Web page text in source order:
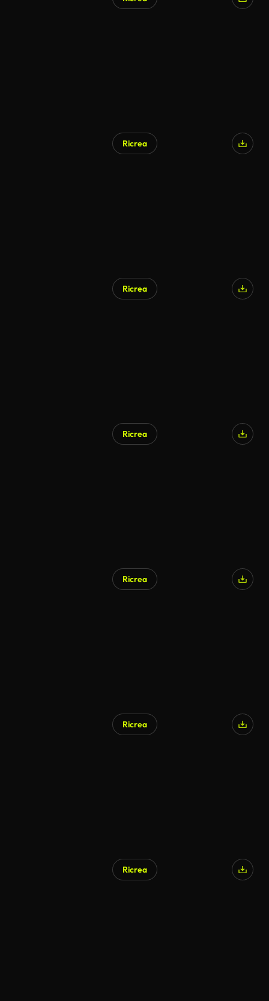
Ricrea
Ricrea
Ricrea
Ricrea
Ricrea
Ricrea